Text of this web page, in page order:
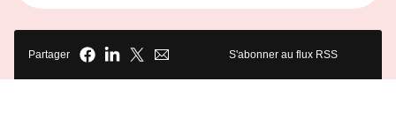
Partager S'abonner au flux RSS